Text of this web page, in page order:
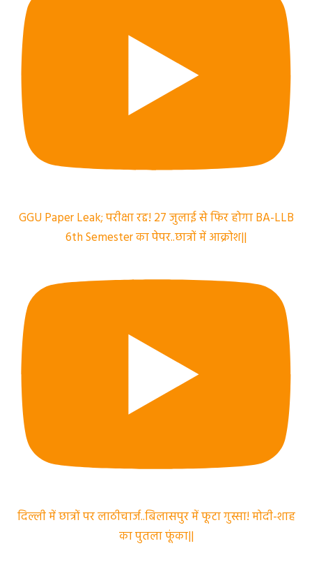
GGU Paper Leak; परीक्षा रद्द! 27 जुलाई से फिर होगा BA-LLB
6th Semester का पेपर..छात्रों में आक्रोश||
दिल्ली में छात्रों पर लाठीचार्ज..बिलासपुर में फूटा गुस्सा! मोदी-शाह
का पुतला फूंका||